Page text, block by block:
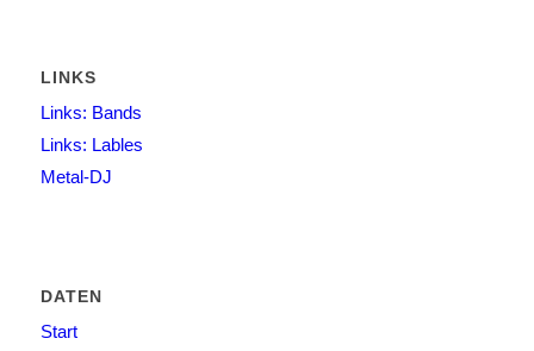
LINKS
Links: Bands
Links: Lables
Metal-DJ
DATEN
Start